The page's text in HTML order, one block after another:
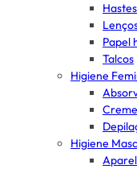
Papel
Talcos
Higiene
Higiene